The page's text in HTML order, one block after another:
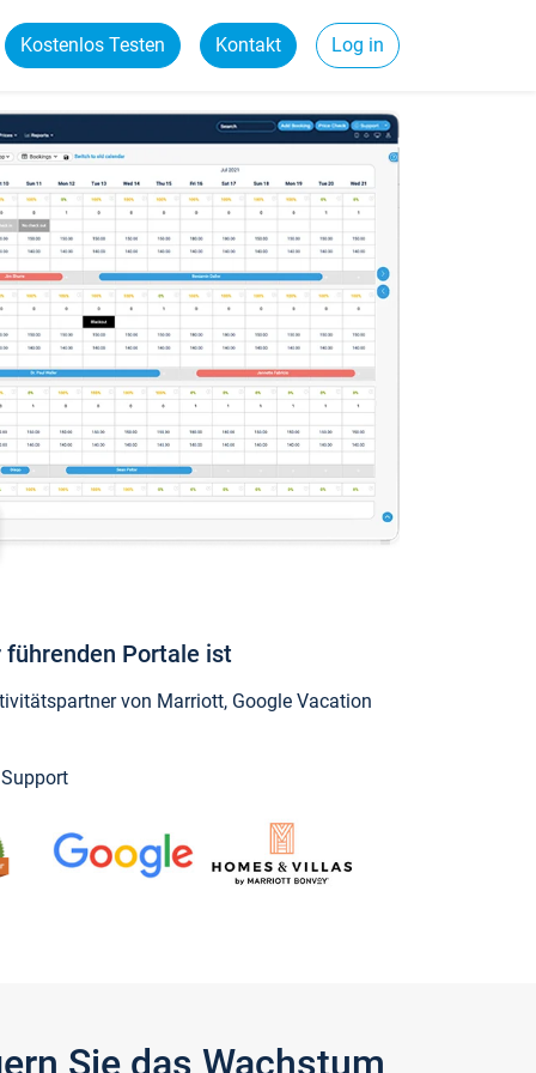
Kostenlos Testen Kontakt Log in
führenden Portale ist
von Marriott, Google Vacation
Sie das Wachstum